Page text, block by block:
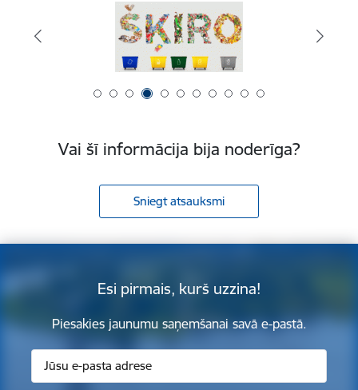
Vai šī informācija bija noderīga?
Sniegt atsauksmi
Esi pirmais, kurš uzzina!
Piesakies jaunumu saņemšanai savā e-pastā.